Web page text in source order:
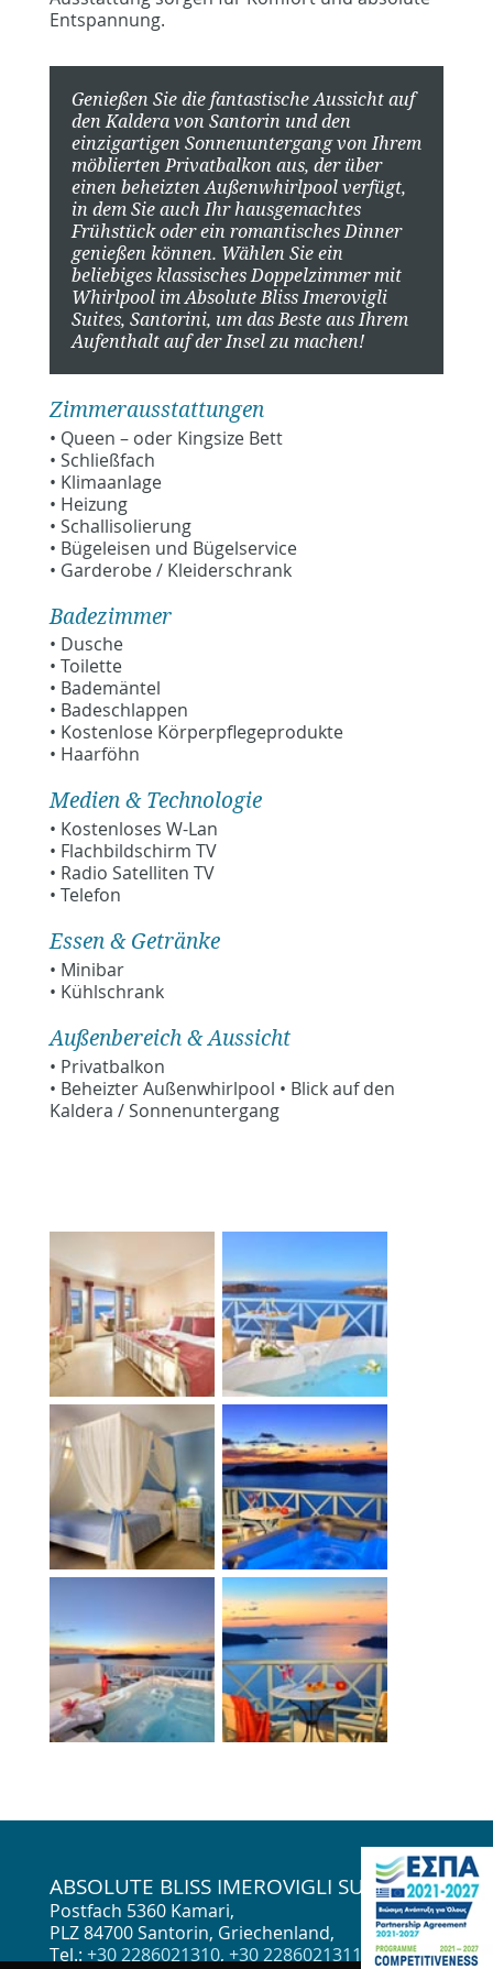
Entspannung.
Genießen Sie die fantastische Aussicht auf
den Kaldera von Santorin und den
einzigartigen Sonnenuntergang von Ihrem
möblierten Privatbalkon aus, der über
einen beheizten Außenwhirlpool verfügt,
in dem Sie auch Ihr hausgemachtes
Frühstück oder ein romantisches Dinner
genießen können. Wählen Sie ein
beliebiges klassisches Doppelzimmer mit
Whirlpool im Absolute Bliss Imerovigli
Suites, Santorini, um das Beste aus Ihrem
Aufenthalt auf der Insel zu machen!
Zimmerausstattungen
• Queen – oder Kingsize Bett
• Schließfach
• Klimaanlage
• Heizung
• Schallisolierung
• Bügeleisen und Bügelservice
• Garderobe / Kleiderschrank
Badezimmer
• Dusche
• Toilette
• Bademäntel
• Badeschlappen
• Kostenlose Körperpflegeprodukte
• Haarföhn
Medien & Technologie
• Kostenloses W-Lan
• Flachbildschirm TV
• Radio Satelliten TV
• Telefon
Essen & Getränke
• Minibar
• Kühlschrank
Außenbereich & Aussicht
• Privatbalkon
• Beheizter Außenwhirlpool • Blick auf den
Kaldera / Sonnenuntergang
ABSOLUTE BLISS IMEROVIGLI SUITES
Postfach 5360 Kamari,
PLZ 84700 Santorin, Griechenland,
Τel.: +30 2286021310, +30 2286021311